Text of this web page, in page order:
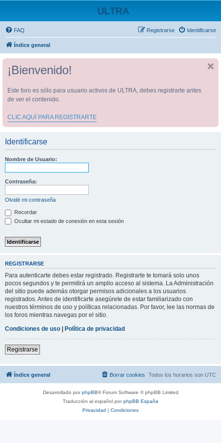
ULTRA
FAQ Identificarse
Registrarse
Índice general
¡Bienvenido!
Este foro es sólo para usuario activos de ULTRA, debes registrarte antes
de ver el contenido.
CLIC AQUÍ PARA REGISTRARTE
Identificarse
Nombre de Usuario:
Contraseña:
Olvidé mi contraseña
Recordar
Ocultar mi estado de conexión en esta sesión
REGISTRARSE
Para autenticarte debes estar registrado. Registrarte te tomará solo unos
pocos segundos y te permitirá un amplio acceso al sistema. La Administración
del sitio puede además otorgar permisos adicionales a los usuarios
registrados. Antes de identificarte asegúrete de estar familiarizado con
nuestros términos de uso y políticas relacionadas. Por favor, lee las normas de
los foros mientras navegas por el sitio.
Condiciones de uso | Política de privacidad
Registrarse
Índice general Todos los horarios son UTC
Borrar cookies
Desarrollado porphpBB® Forum Software © phpBB Limited
Traducción al español porphpBB España
Privacidad | Condiciones